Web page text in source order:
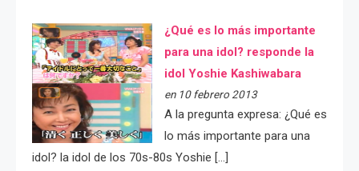
¿Qué es lo más importante
para una idol? responde la
idol Yoshie Kashiwabara
en 10 febrero 2013
A la pregunta expresa: ¿Qué es
lo más importante para una
idol? la idol de los 70s-80s Yoshie […]